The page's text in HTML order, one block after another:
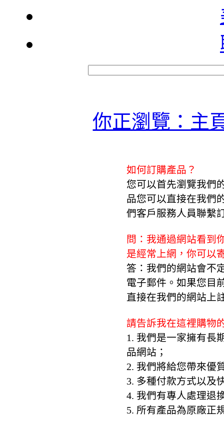
你正瀏覽：主
如何訂購產品？
您可以首先瀏覽我們
品您可以直接在我們
們客戶服務人員聯繫
問：我通過網站看到
是經常上網，你可以
答：我們的網站會不
電子郵件。如果您目
直接在我們的網站上
請告訴我在這裡購物
1. 我們是一家擁有長
品網站；
2. 我們將給您帶來優
3. 多種付款方式以及
4. 我們有專人處理退
5. 所有產品為原廠正